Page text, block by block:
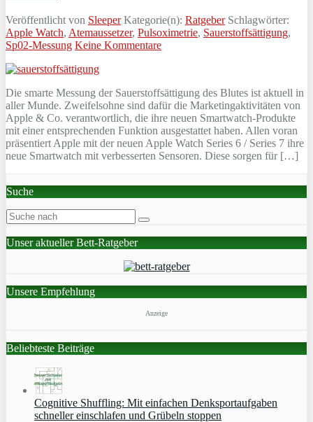
Veröffentlicht von Sleeper Kategorie(n): RatgeberSchlagwörter:
Apple Watch, Atemaussetzer, Pulsoximetrie, Sauerstoffsättigung,
Sp02-Messung Keine Kommentare
Die smarte Messung der Sauerstoffsättigung des Blutes ist aktuell in
aller Munde. Zweifelsohne sind dafür die Marketingaktivitäten von
Apple & Co. verantwortlich, die ihre neuen Smartwatch-Produkte
mit einer entsprechenden Funktion ausgestattet haben. Allen voran
präsentiert Apple mit der neuen Apple Watch Series 6 / Series 7 ihre
neue Smartwatch mit verbesserten Sensoren. Diese sorgen für […]
Suche
Unser aktueller Bett-Ratgeber
Unsere Empfehlung
Anzeige
Beliebteste Beiträge
Cognitive Shuffling: Mit einfachen Denksportaufgaben
schneller einschlafen und Grübeln stoppen